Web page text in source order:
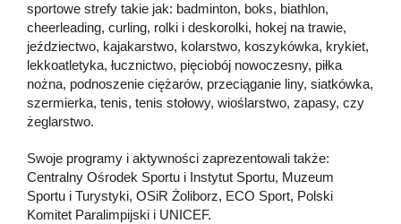
sportowe strefy takie jak: badminton, boks, biathlon,
cheerleading, curling, rolki i deskorolki, hokej na trawie,
jeździectwo, kajakarstwo, kolarstwo, koszykówka, krykiet,
lekkoatletyka, łucznictwo, pięciobój nowoczesny, piłka
nożna, podnoszenie ciężarów, przeciąganie liny, siatkówka,
szermierka, tenis, tenis stołowy, wioślarstwo, zapasy, czy
żeglarstwo.
Swoje programy i aktywności zaprezentowali także:
Centralny Ośrodek Sportu i Instytut Sportu, Muzeum
Sportu i Turystyki, OSiR Żoliborz, ECO Sport, Polski
Komitet Paralimpijski i UNICEF.